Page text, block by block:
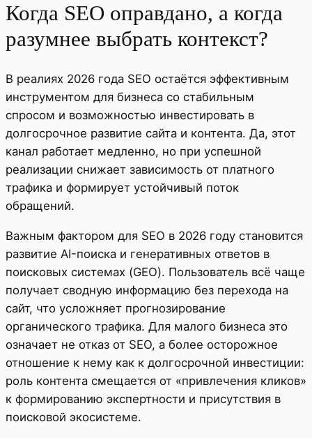
Когда SEO оправдано, а когда
разумнее выбрать контекст?
В реалиях 2026 года SEO остаётся эффективным
инструментом для бизнеса со стабильным
спросом и возможностью инвестировать в
долгосрочное развитие сайта и контента. Да, этот
канал работает медленно, но при успешной
реализации снижает зависимость от платного
трафика и формирует устойчивый поток
обращений.
Важным фактором для SEO в 2026 году становится
развитие AI-поиска и генеративных ответов в
поисковых системах (GEO). Пользователь всё чаще
получает сводную информацию без перехода на
сайт, что усложняет прогнозирование
органического трафика. Для малого бизнеса это
означает не отказ от SEO, а более осторожное
отношение к нему как к долгосрочной инвестиции:
роль контента смещается от «привлечения кликов»
к формированию экспертности и присутствия в
поисковой экосистеме.